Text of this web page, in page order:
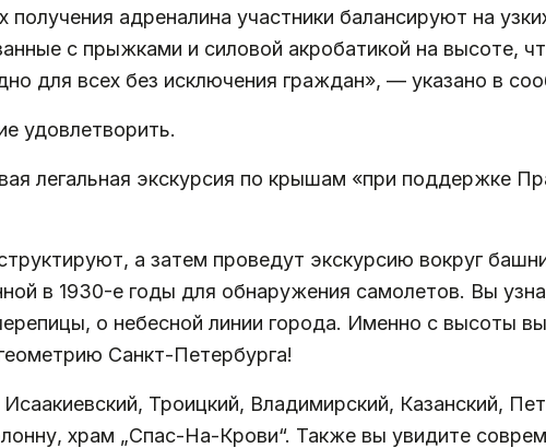
адреналина участники балансируют на
с прыжками и силовой акробатикой на высоте,
для всех без исключения граждан», — указано в
удовлетворить.
легальная экскурсия по крышам «при поддержке
а затем проведут экскурсию вокруг
в 1930-е годы для обнаружения самолетов. Вы
о небесной линии города. Именно с высоты
Санкт-Петербурга!
Троицкий, Владимирский, Казанский,
храм „Спас-На-Крови“. Также вы увидите